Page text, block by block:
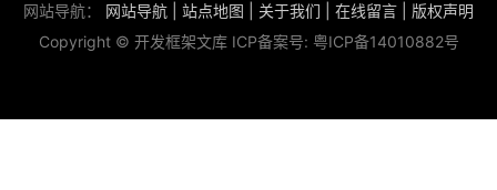
网站导航： 网站导航 站点地图 关于我们 在线留言
版权声明
Copyright © 开发框架文库 ICP备案号: 粤ICP备14010882号